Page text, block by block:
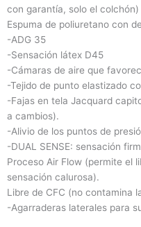
con garantía, solo el colchón)
Espuma de poliuretano con
-ADG 35
-Sensación látex D45
-Cámaras de aire que
-Tejido de punto elastizado
-Fajas en tela Jacquard
a cambios).
-Alivio de los puntos de
-DUAL SENSE: sensación
Proceso Air Flow (permite el
sensación calurosa).
Libre de CFC (no contamina
-Agarraderas laterales para